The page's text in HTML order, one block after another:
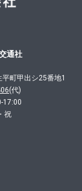
通社
町甲出シ25番地1
(代)
17:00
祝